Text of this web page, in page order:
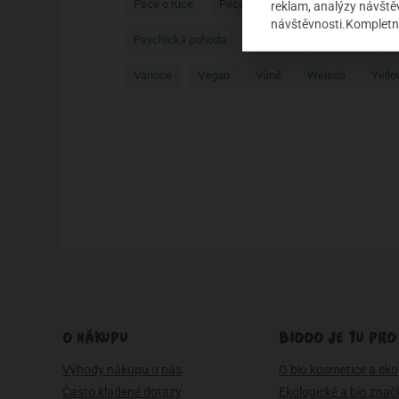
Péče o ruce Péče o tělo Péče o vlasy
Psychická pohoda
Vánoce Vegan Vůně Weleda
O NÁKUPU
Výhody nákupu u nás
Často kladené dotazy
BIOOO JE TU PRO
O bio kosmetice a
Ekologické a bio
reklam, analýzy